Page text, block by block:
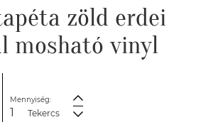
zöld erdei
mosható vinyl
Mennyiség:
Tekercs